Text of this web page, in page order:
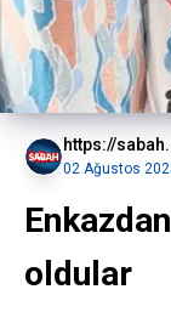
https://
02 Ağustos
oldular